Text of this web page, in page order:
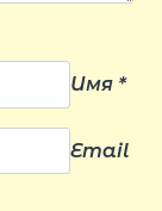
Имя *
Email